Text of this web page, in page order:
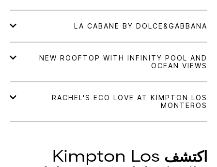
اكتشف Kimpton Los